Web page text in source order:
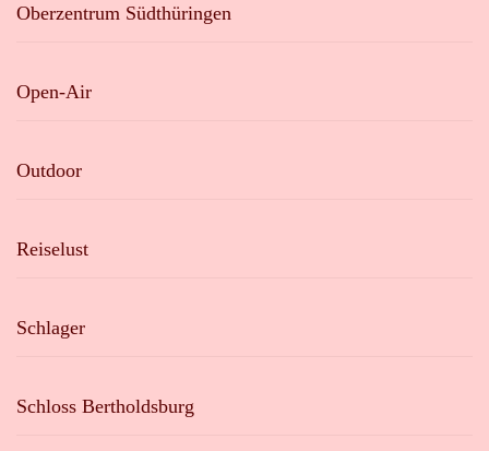
Oberzentrum Südthüringen
Open-Air
Outdoor
Reiselust
Schlager
Schloss Bertholdsburg